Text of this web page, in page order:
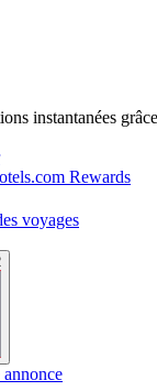
instantanées
Rewards
voyages